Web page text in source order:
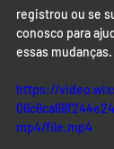
registrou ou se
conosco para
essas mudanças.
https://
mp4/file.mp4